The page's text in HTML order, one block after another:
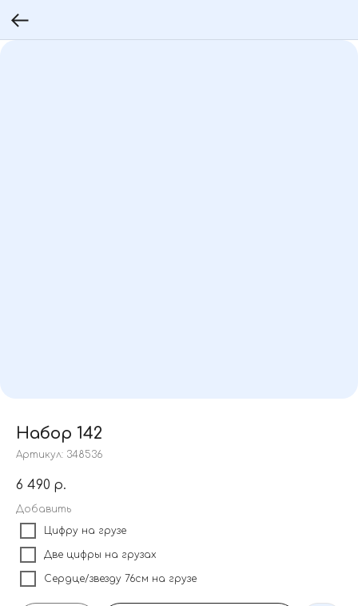
Набор 142
Артикул: 348536
6 490 р.
Добавить
Цифру на грузе
Две цифры на грузах
Сердце/звезду 76см на грузе